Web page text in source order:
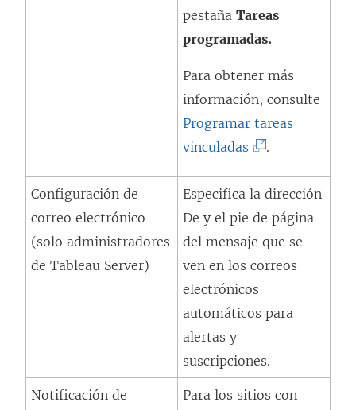
pestaña Tareas
programadas.
Para obtener más
información, consulte
Programar tareas
vinculadas
l
e
n
l
a
c
s
.
Configuración de
correo electrónico
(solo administradores
de Tableau Server)
Especifica la dirección
De y el pie de página
del mensaje que se
ven en los correos
electrónicos
automáticos para
alertas y
suscripciones.
Notificación de
Para los sitios con